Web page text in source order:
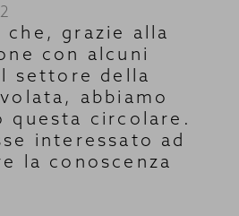
che, grazie alla
con alcuni
settore della
abbiamo
questa circolare.
interessato ad
la conoscenza